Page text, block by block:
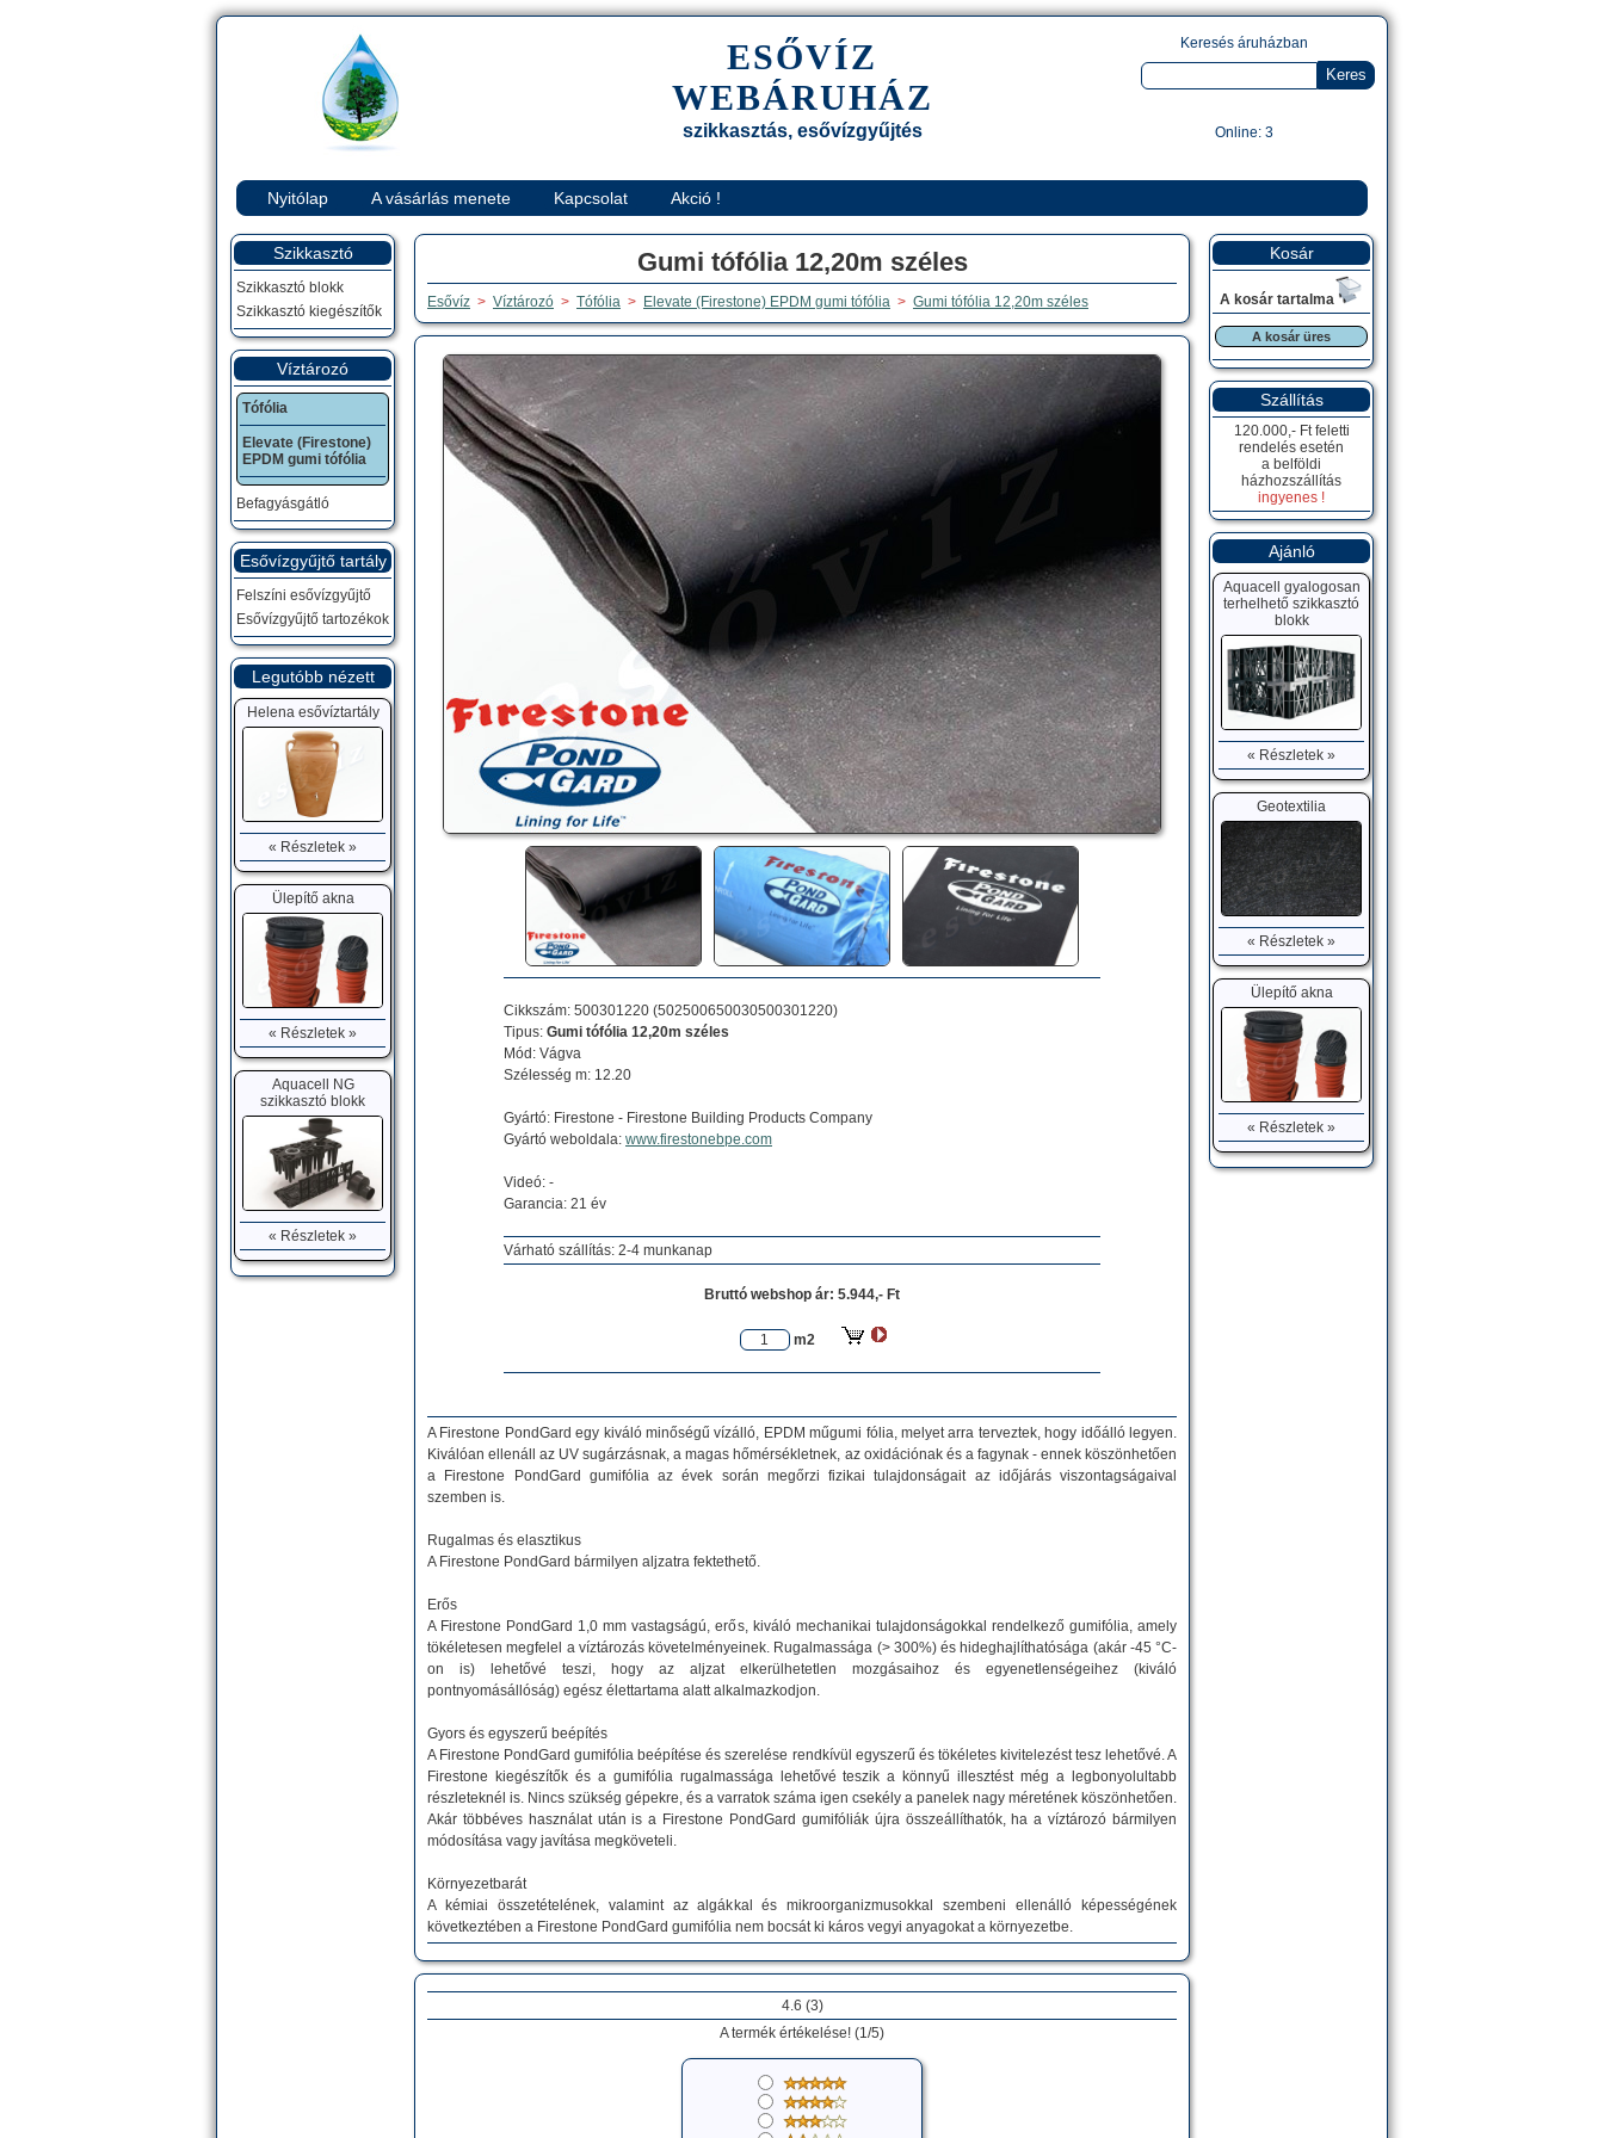
ESŐVÍZ
WEBÁRUHÁZ
szikkasztás, esővízgyűjtés
Keresés áruházban
Online: 3
Nyitólap A vásárlás menete Kapcsolat Akció !
Gumi tófólia 12,20m széles
Esővíz > Víztározó > Tófólia > Elevate (Firestone) EPDM gumi tófólia > Gumi tófólia 12,20m széles
Cikkszám: 500301220 (502500650030500301220)
Tipus: Gumi tófólia 12,20m széles
Mód: Vágva
Szélesség m: 12.20
Gyártó: Firestone - Firestone Building Products Company
Gyártó weboldala: www.firestonebpe.com
Videó: -
Garancia: 21 év
Várható szállítás: 2-4 munkanap
Bruttó webshop ár: 5.944,- Ft
m2
A Firestone PondGard egy kiváló minőségű vízálló, EPDM műgumi fólia, melyet arra terveztek, hogy időálló legyen.
Kiválóan ellenáll az UV sugárzásnak, a magas hőmérsékletnek, az oxidációnak és a fagynak - ennek köszönhetően
a Firestone PondGard gumifólia az évek során megőrzi fizikai tulajdonságait az időjárás viszontagságaival
szemben is.
Rugalmas és elasztikus
A Firestone PondGard bármilyen aljzatra fektethető.
Erős
A Firestone PondGard 1,0 mm vastagságú, erős, kiváló mechanikai tulajdonságokkal rendelkező gumifólia, amely
tökéletesen megfelel a víztározás követelményeinek. Rugalmassága (> 300%) és hideghajlíthatósága (akár -45 °C-
on is) lehetővé teszi, hogy az aljzat elkerülhetetlen mozgásaihoz és egyenetlenségeihez (kiváló
pontnyomásállóság) egész élettartama alatt alkalmazkodjon.
Gyors és egyszerű beépítés
A Firestone PondGard gumifólia beépítése és szerelése rendkívül egyszerű és tökéletes kivitelezést tesz lehetővé. A
Firestone kiegészítők és a gumifólia rugalmassága lehetővé teszik a könnyű illesztést még a legbonyolultabb
részleteknél is. Nincs szükség gépekre, és a varratok száma igen csekély a panelek nagy méretének köszönhetően.
Akár többéves használat után is a Firestone PondGard gumifóliák újra összeállíthatók, ha a víztározó bármilyen
módosítása vagy javítása megköveteli.
Környezetbarát
A kémiai összetételének, valamint az algákkal és mikroorganizmusokkal szembeni ellenálló képességének
következtében a Firestone PondGard gumifólia nem bocsát ki káros vegyi anyagokat a környezetbe.
4.6 (3)
A termék értékelése! (1/5)
Szikkasztó
Szikkasztó blokk
Szikkasztó kiegészítők
Víztározó
Tófólia
Elevate (Firestone)
EPDM gumi tófólia
Befagyásgátló
Esővízgyűjtő tartály
Felszíni esővízgyűjtő
Esővízgyűjtő tartozékok
Legutóbb nézett
Helena esővíztartály
« Részletek »
Ülepítő akna
« Részletek »
Aquacell NG
szikkasztó blokk
« Részletek »
Kosár
A kosár tartalma
A kosár üres
Szállítás
120.000,- Ft feletti
rendelés esetén
a belföldi
házhozszállítás
ingyenes !
Ajánló
Aquacell gyalogosan
terhelhető szikkasztó
blokk
« Részletek »
Geotextilia
« Részletek »
Ülepítő akna
« Részletek »